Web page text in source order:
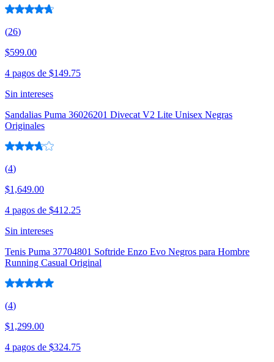
(26)
$599.00
4 pagos de $149.75
Sin intereses
Sandalias Puma 36026201 Divecat V2 Lite Unisex Negras
Originales
(4)
$1,649.00
4 pagos de $412.25
Sin intereses
Tenis Puma 37704801 Softride Enzo Evo Negros para Hombre
Running Casual Original
(4)
$1,299.00
4 pagos de $324.75